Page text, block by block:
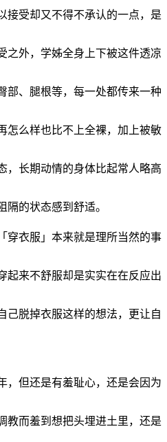
接受却又不得不承认的一点，是
之外，学姊全身上下被这件透凉
部、腿根等，每一处都传来一种
怎么样也比不上全裸，加上被敏
，长期动情的身体比起常人略高
隔的状态感到舒适。
穿衣服」本来就是理所当然的事
起来不舒服却是实实在在反应出
己脱掉衣服这样的想法，更让自
，但还是有羞耻心，还是会因为
教而羞到想把头埋进土里，还是